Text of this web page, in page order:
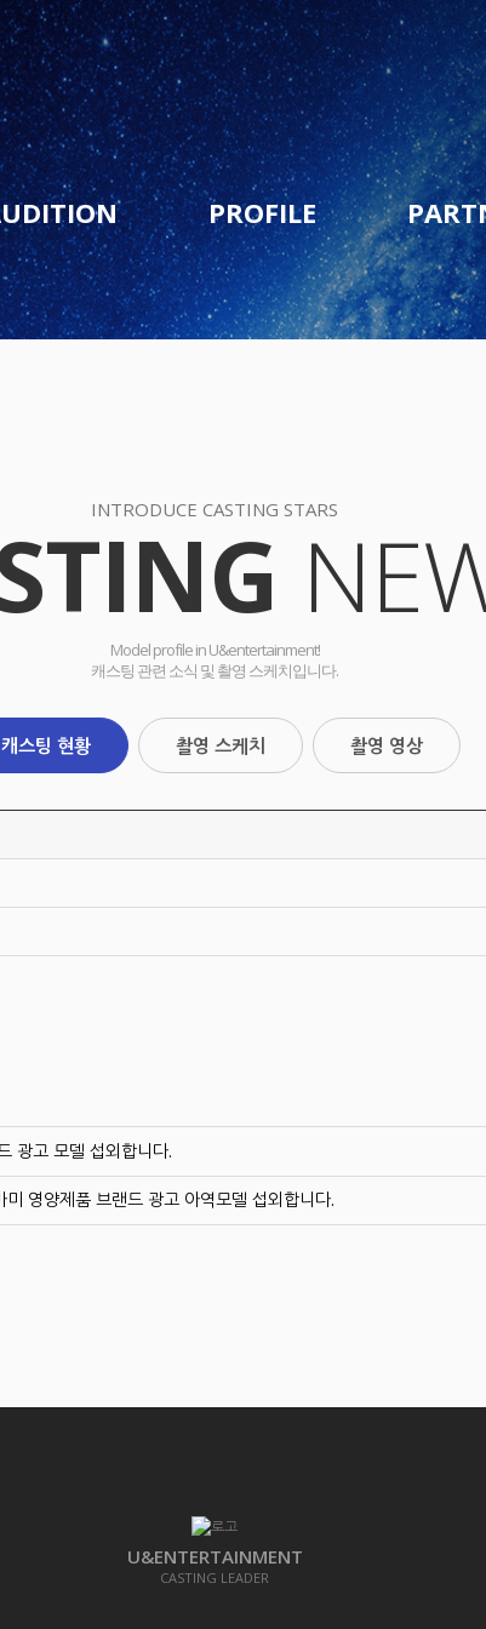
PROFILE
INTRODUCE CASTING STARS
Model profile in U&entertainment!
캐스팅 관련 소식 및 촬영 스케치입니다.
캐스팅 현황 촬영 스케치 촬영 영상
광고 모델 섭외합니다.
영양제품 브랜드 광고 아역모델 섭외합니다.
U&ENTERTAINMENT
CASTING LEADER